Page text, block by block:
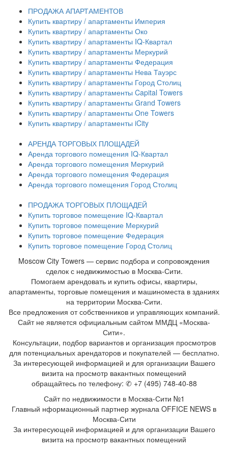
ПРОДАЖА АПАРТАМЕНТОВ
Купить квартиру / апартаменты Империя
Купить квартиру / апартаменты Око
Купить квартиру / апартаменты IQ-Квартал
Купить квартиру / апартаменты Меркурий
Купить квартиру / апартаменты Федерация
Купить квартиру / апартаменты Нева Тауэрс
Купить квартиру / апартаменты Город Столиц
Купить квартиру / апартаменты Capital Towers
Купить квартиру / апартаменты Grand Towers
Купить квартиру / апартаменты One Towers
Купить квартиру / апартаменты iCity
АРЕНДА ТОРГОВЫХ ПЛОЩАДЕЙ
Аренда торгового помещения IQ-Квартал
Аренда торгового помещения Меркурий
Аренда торгового помещения Федерация
Аренда торгового помещения Город Столиц
ПРОДАЖА ТОРГОВЫХ ПЛОЩАДЕЙ
Купить торговое помещение IQ-Квартал
Купить торговое помещение Меркурий
Купить торговое помещение Федерация
Купить торговое помещение Город Столиц
Moscow City Towers — сервис подбора и сопровождения
сделок с недвижимостью в Москва-Сити.
Помогаем арендовать и купить офисы, квартиры,
апартаменты, торговые помещения и машиноместа в зданиях
на территории Москва-Сити.
Все предложения от собственников и управляющих компаний.
Сайт не является официальным сайтом ММДЦ «Москва-
Сити».
Консультации, подбор вариантов и организация просмотров
для потенциальных арендаторов и покупателей — бесплатно.
За интересующей информацией и для организации Вашего
визита на просмотр вакантных помещений
обращайтесь по телефону: ✆ +7 (495) 748-40-88
Сайт по недвижимости в Москва-Сити №1
Главный нформационный партнер журнала OFFICE NEWS в
Москва-Сити
За интересующей информацией и для организации Вашего
визита на просмотр вакантных помещений